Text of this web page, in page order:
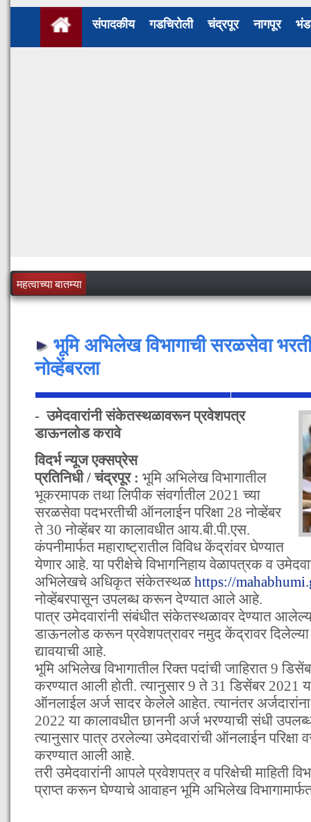
संपादकीय गडचिरोली चंद्रपूर नागपूर
महत्वाच्या बातम्या
भूमि अभिलेख विभागाची सरळसेवा भरती
नोव्हेंबरला
- उमेदवारांनी संकेतस्थळावरून प्रवेशपत्र
डाऊनलोड करावे
विदर्भ न्यूज एक्सप्रेस
प्रतिनिधी / चंद्रपूर : भूमि अभिलेख विभागातील
भूकरमापक तथा लिपीक संवर्गातील 2021 च्या
सरळसेवा पदभरतीची ऑनलाईन परिक्षा 28 नोव्हेंबर
ते 30 नोव्हेंबर या कालावधीत आय.बी.पी.एस.
कंपनीमार्फत महाराष्ट्रातील विविध केंद्रांवर घेण्यात
येणार आहे. या परीक्षेचे विभागनिहाय वेळापत्रक व
अभिलेखचे अधिकृत संकेतस्थळ https://
नोव्हेंबरपासून उपलब्ध करून देण्यात आले आहे.
पात्र उमेदवारांनी संबंधीत संकेतस्थळावर देण्यात
डाऊनलोड करून प्रवेशपत्रावर नमुद केंद्रावर दिलेल्या
द्यावयाची आहे.
भूमि अभिलेख विभागातील रिक्त पदांची जाहिरात 9
करण्यात आली होती. त्यानुसार 9 ते 31 डिसेंबर 2021
ऑनलाईल अर्ज सादर केलेले आहेत. त्यानंतर अर्जदारांना
2022 या कालावधीत छाननी अर्ज भरण्याची संधी
त्यानुसार पात्र ठरलेल्या उमेदवारांची ऑनलाईन परिक्षा
करण्यात आली आहे.
तरी उमेदवारांनी आपले प्रवेशपत्र व परिक्षेची माहिती
प्राप्त करून घेण्याचे आवाहन भूमि अभिलेख